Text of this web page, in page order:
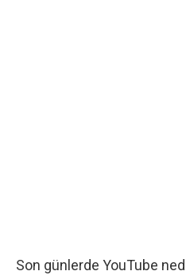
Son günlerde YouTube